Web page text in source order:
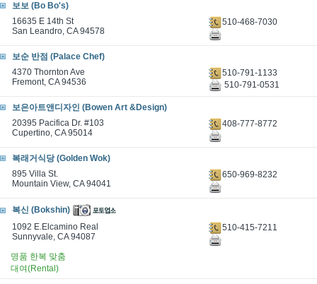
보보 (Bo Bo's)
16635 E 14th St
San Leandro, CA 94578
510-468-7030
보순 반점 (Palace Chef)
4370 Thornton Ave
Fremont, CA 94536
510-791-1133
510-791-0531
보은아트앤디자인 (Bowen Art &Design)
20395 Pacifica Dr. #103
Cupertino, CA 95014
408-777-8772
복래거식당 (Golden Wok)
895 Villa St.
Mountain View, CA 94041
650-969-8232
복신 (Bokshin)
1092 E.Elcamino Real
Sunnyvale, CA 94087
510-415-7211
명품 한복 맞춤
대여(Rental)